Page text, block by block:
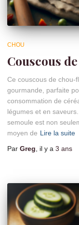
CHOU
Couscous
Ce couscous de chou-
gourmande, parfaite
consommation de
légumes et en
semoule est non
moyen de Lire la suite
Par Greg , il y a 3 ans